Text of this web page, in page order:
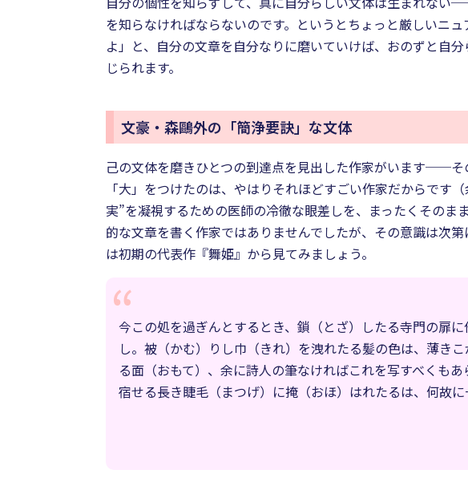
を知らなければならないのです。というとちょっと厳しいニ
よ」と、自分の文章を自分なりに磨いていけば、おのずと自
じられます。
文豪・森鷗外の「簡浄要訣」な文体
己の文体を磨きひとつの到達点を見出した作家がいます──
「大」をつけたのは、やはりそれほどすごい作家だからです
実”を凝視するための医師の冷徹な眼差しを、まったくその
的な文章を書く作家ではありませんでしたが、その意識は次
は初期の代表作『舞姫』から見てみましょう。
今この処を過ぎんとするとき、鎖（とざ）したる寺門の扉
し。被（かむ）りし巾（きれ）を洩れたる髪の色は、薄き
る面（おもて）、余に詩人の筆なければこれを写すべくも
宿せる長き睫毛（まつげ）に掩（おほ）はれたるは、何故